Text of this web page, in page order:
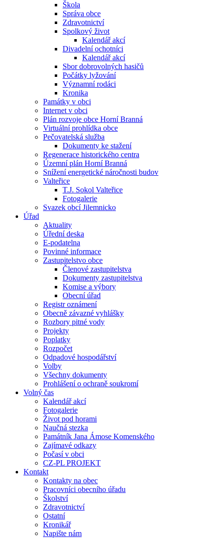
Škola
Správa obce
Zdravotnictví
Spolkový život
Kalendář akcí
Divadelní ochotníci
Kalendář akcí
Sbor dobrovolných hasičů
Počátky lyžování
Významní rodáci
Kronika
Památky v obci
Internet v obci
Plán rozvoje obce Horní Branná
Virtuální prohlídka obce
Pečovatelská služba
Dokumenty ke stažení
Regenerace historického centra
Územní plán Horní Branná
Snížení energetické náročnosti budov
Valteřice
T.J. Sokol Valteřice
Fotogalerie
Svazek obcí Jilemnicko
Úřad
Aktuality
Úřední deska
E-podatelna
Povinné informace
Zastupitelstvo obce
Členové zastupitelstva
Dokumenty zastupitelstva
Komise a výbory
Obecní úřad
Registr oznámení
Obecně závazné vyhlášky
Rozbory pitné vody
Projekty
Poplatky
Rozpočet
Odpadové hospodářství
Volby
Všechny dokumenty
Prohlášení o ochraně soukromí
Volný čas
Kalendář akcí
Fotogalerie
Život pod horami
Naučná stezka
Památník Jana Ámose Komenského
Zajímavé odkazy
Počasí v obci
CZ-PL PROJEKT
Kontakt
Kontakty na obec
Pracovníci obecního úřadu
Školství
Zdravotnictví
Ostatní
Kronikář
Napište nám